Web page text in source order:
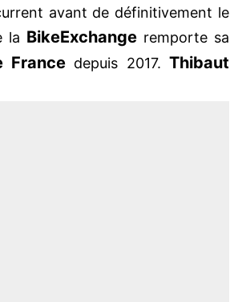
avant de définitivement le
la BikeExchange remporte sa
France depuis 2017.Thibaut